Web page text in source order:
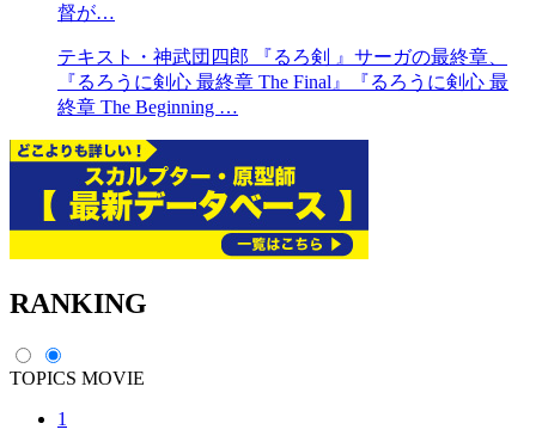
督が…
テキスト・神武団四郎 『るろ剣 』サーガの最終章、
『るろうに剣心 最終章 The Final』『るろうに剣心 最
終章 The Beginning …
RANKING
TOPICS MOVIE
1